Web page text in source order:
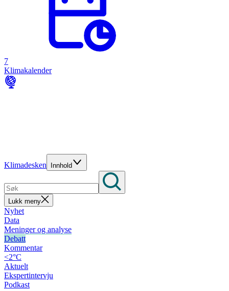
7
Klimakalender
Klimadesken Innhold
Lukk meny
Nyhet
Data
Meninger og analyse
Debatt
Kommentar
<2°C
Aktuelt
Ekspertintervju
Podkast